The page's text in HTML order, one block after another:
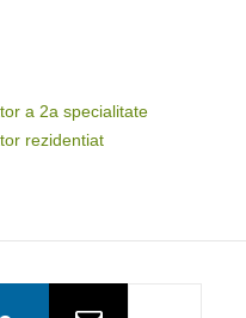
a 2a specialitate
rezidentiat